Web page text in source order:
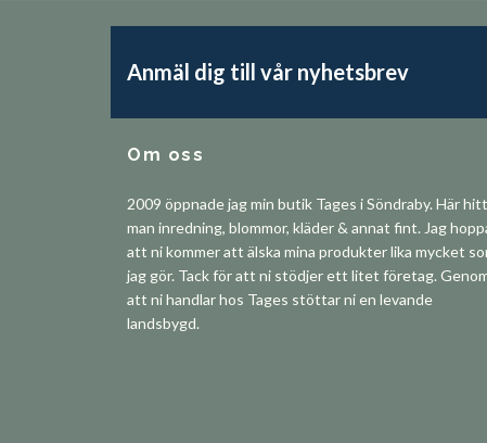
Anmäl dig till vår nyhetsbrev
Om oss
2009 öppnade jag min butik Tages i Söndraby. Här
man inredning, blommor, kläder & annat fint. Jag
att ni kommer att älska mina produkter lika mycket
jag gör. Tack för att ni stödjer ett litet företag.
att ni handlar hos Tages stöttar ni en levande
landsbygd.